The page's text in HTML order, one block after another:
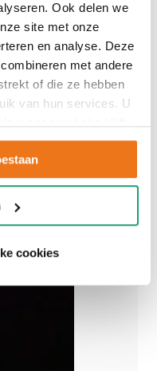
Ook delen we
site met onze
en analyse. Deze
met andere
of die ze hebben
van hun services. U
cookies